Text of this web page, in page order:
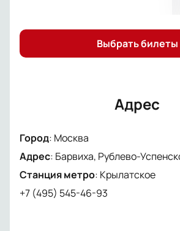
Выбрать билеты
Адрес
Город: Москва
Адрес: Барвиха, Рублево-
Станция метро: Крылатское
+7 (495) 545-46-93